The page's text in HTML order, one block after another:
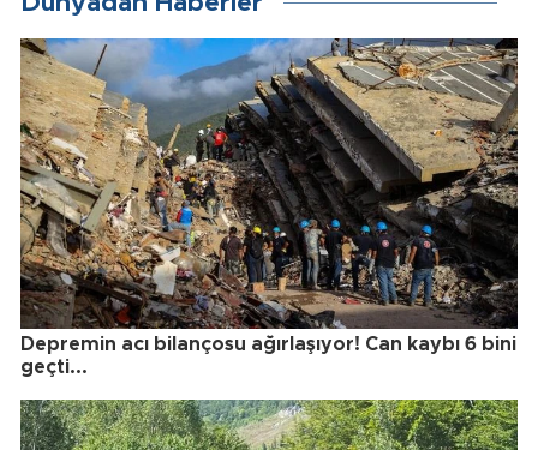
Depremin acı bilançosu ağırlaşıyor! Can kaybı 6 bini
geçti...